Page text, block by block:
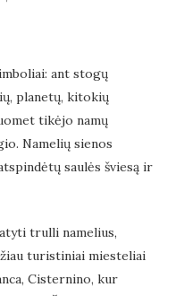
ant stogų
planetų, kitokių
tikėjo namų
Namelių sienos
saulės šviesą ir
trulli namelius,
turistiniai miesteliai
Cisternino, kur